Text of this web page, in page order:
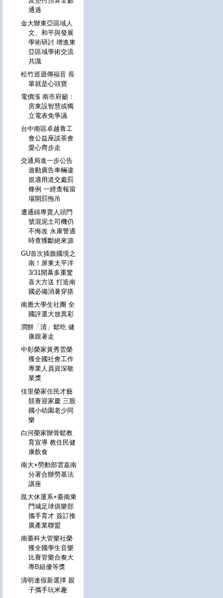
通過
金大辦東亞區域人
文、和平與發展
學術研討 增進東
亞區域學術交流
共識
松竹巡迴傳福音 長
輩就是心頭寶
電價漲 南市府籲：
房東設智慧或獨
立電表免爭議
台中南區卓越青工
會公益座談茶會
愛心齊步走
交通局進一步公告
遊動廣告車輛違
規適用道交處罰
條例 一經查報當
場開罰拖吊
遭通緝專賣人頭門
號混泥土司機仍
不悔改 永康警適
時查獲斷絕來源
GU首次插旗國境之
南！屏東太平洋
3/31開幕多重驚
喜大方送 打造南
國必備消暑穿搭
南應大學生社團 全
國評選大放異彩
潤餅「清」鬆吃 健
康跟著走
中彰榮家黃秀雲榮
獲全國社會工作
專業人員資深敬
業獎
佳里榮家住民才藝
競賽迎家慶 三股
國小幼園老少同
樂
白河榮家辦骨鬆教
育宣導 教住民健
康飲食
南大×勞動部雲嘉南
分署合辦勞基法
講座
崑大休運系×臺南東
門城足球俱樂部
攜手育才 簽訂推
廣產業聯盟
南臺科大管樂社榮
獲全國學生音樂
比賽管樂合奏大
專B組優等獎
清明連假新選擇 親
子攜手玩米趣